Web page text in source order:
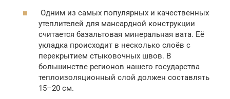
Одним из самых популярных и качественных
утеплителей для мансардной конструкции
считается базальтовая минеральная вата. Её
укладка происходит в несколько слоёв с
перекрытием стыковочных швов. В
большинстве регионов нашего государства
теплоизоляционный слой должен составлять
15–20 см.